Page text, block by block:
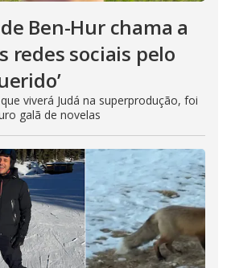
Ben-Hur chama a
redes sociais pelo
viverá Judá na superprodução, foi
galã de novelas